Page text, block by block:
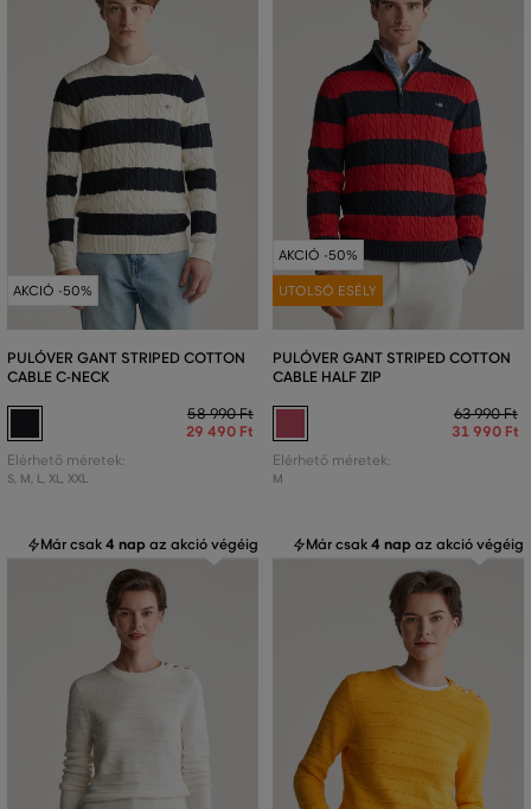
AKCIÓ -50%
PULÓVER GANT STRIPED COTTON
CABLE C-NECK
58 990 Ft
29 490 Ft
Elérhető méretek:
S, M, L, XL, XXL
AKCIÓ -50%
UTOLSÓ ESÉLY
PULÓVER GANT STRIPED COTTON
CABLE HALF ZIP
63 990 Ft
31 990 Ft
Elérhető méretek:
M
Már csak4 nap az akció végéig Már csak4 nap az akció végéig